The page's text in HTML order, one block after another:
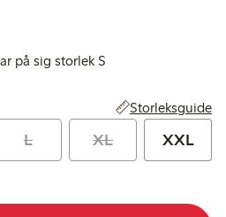
på sig storlek S
Storleksguide
L XL XXL